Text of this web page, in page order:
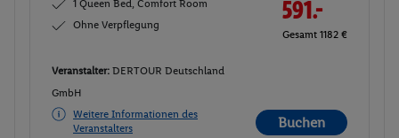
1 Queen Bed, Comfort Room
Ohne Verpflegung
591.-
Gesamt 1182 €
Veranstalter: DERTOUR Deutschland
GmbH
Weitere Informationen des
Veranstalters
Buchen